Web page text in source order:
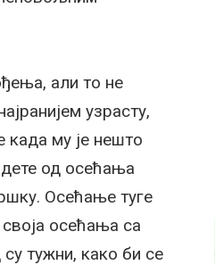
али то не
узрасту,
када му је нешто
дете од осећања
Осећање туге
осећања са
тужни, како би се